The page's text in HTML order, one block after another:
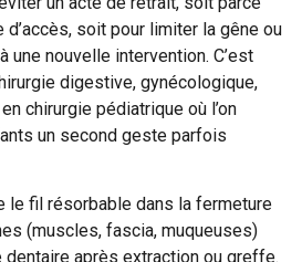
soit pour limiter la gêne ou
une nouvelle intervention. C’est
digestive, gynécologique,
chirurgie pédiatrique où l’on
un second geste parfois
le fil résorbable dans la fermeture
(muscles, fascia, muqueuses)
après extraction ou greffe.